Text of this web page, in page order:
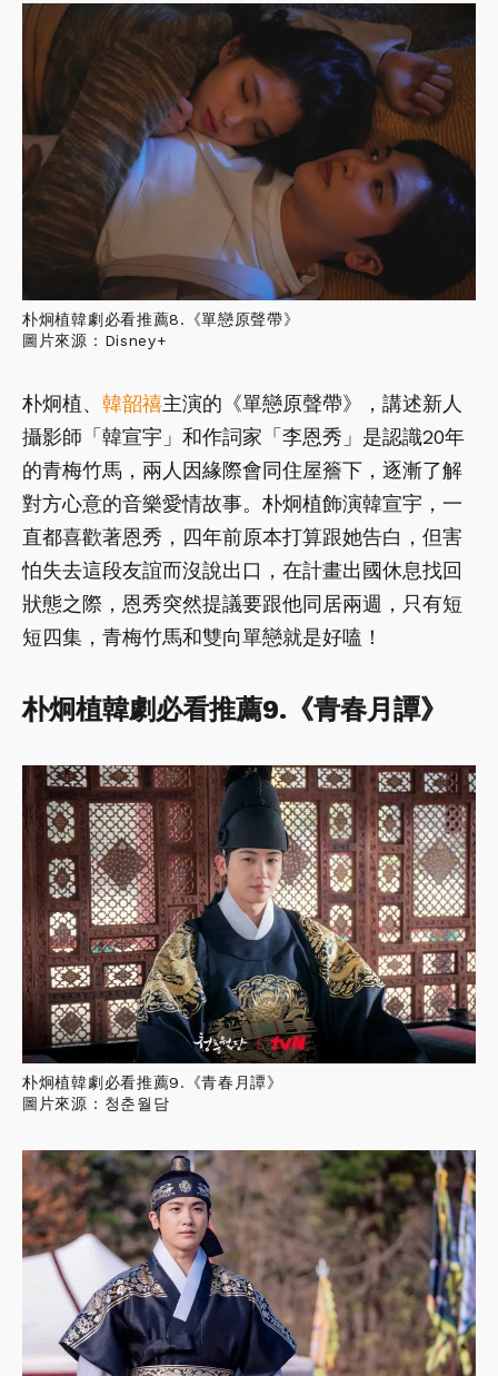
朴炯植韓劇必看推薦8.《單戀原聲帶》
圖片來源：Disney+
朴炯植、 韓韶禧主演的《單戀原聲帶》，講述新人
攝影師「韓宣宇」和作詞家「李恩秀」是認識20年
的青梅竹馬，兩人因緣際會同住屋簷下，逐漸了解
對方心意的音樂愛情故事。朴炯植飾演韓宣宇，一
直都喜歡著恩秀，四年前原本打算跟她告白，但害
怕失去這段友誼而沒說出口，在計畫出國休息找回
狀態之際，恩秀突然提議要跟他同居兩週，只有短
短四集，青梅竹馬和雙向單戀就是好嗑！
朴炯植韓劇必看推薦9.《青春月譚》
朴炯植韓劇必看推薦9.《青春月譚》
圖片來源：청춘월담